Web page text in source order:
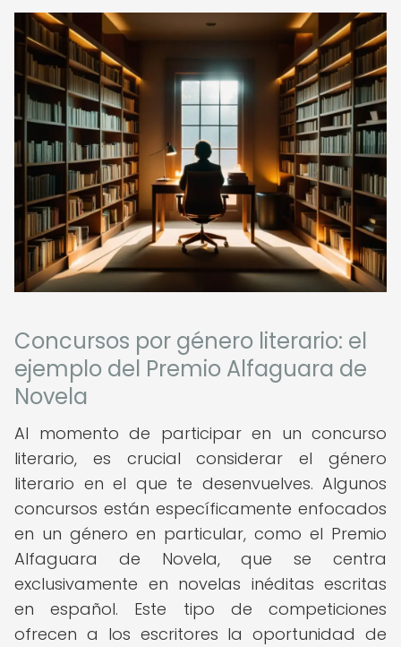
Concursos por género literario: el
ejemplo del Premio Alfaguara de
Novela
Al momento de participar en un concurso
literario, es crucial considerar el género
literario en el que te desenvuelves. Algunos
concursos están específicamente enfocados
en un género en particular, como el Premio
Alfaguara de Novela, que se centra
exclusivamente en novelas inéditas escritas
en español. Este tipo de competiciones
ofrecen a los escritores la oportunidad de